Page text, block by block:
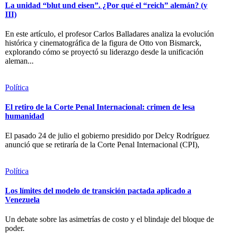
La unidad “blut und eisen”. ¿Por qué el “reich” alemán? (y
III)
En este artículo, el profesor Carlos Balladares analiza la evolución
histórica y cinematográfica de la figura de Otto von Bismarck,
explorando cómo se proyectó su liderazgo desde la unificación
aleman...
Política
El retiro de la Corte Penal Internacional: crimen de lesa
humanidad
El pasado 24 de julio el gobierno presidido por Delcy Rodríguez
anunció que se retiraría de la Corte Penal Internacional (CPI),
Política
Los límites del modelo de transición pactada aplicado a
Venezuela
Un debate sobre las asimetrías de costo y el blindaje del bloque de
poder.